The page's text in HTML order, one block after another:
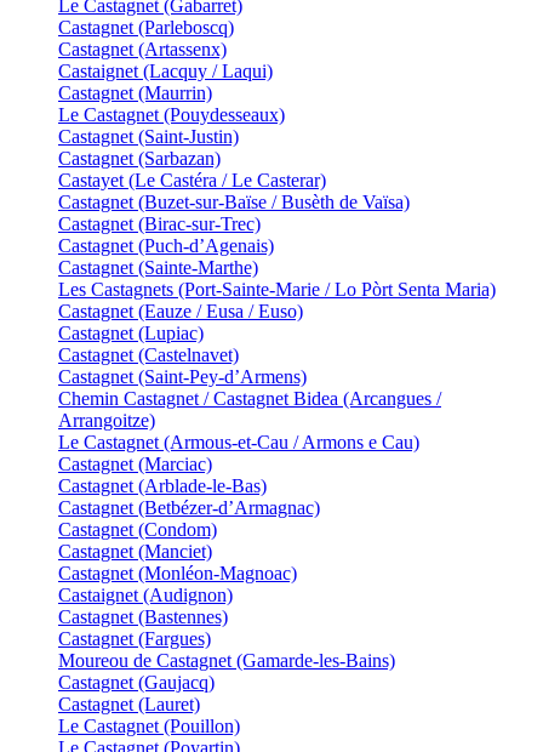
Le Castagnet (Gabarret)
Castagnet (Parleboscq)
Castagnet (Artassenx)
Castaignet (Lacquy / Laqui)
Castagnet (Maurrin)
Le Castagnet (Pouydesseaux)
Castagnet (Saint-Justin)
Castagnet (Sarbazan)
Castayet (Le Castéra / Le Casterar)
Castagnet (Buzet-sur-Baïse / Busèth de Vaïsa)
Castagnet (Birac-sur-Trec)
Castagnet (Puch-d’Agenais)
Castagnet (Sainte-Marthe)
Les Castagnets (Port-Sainte-Marie / Lo Pòrt Senta Maria)
Castagnet (Eauze / Eusa / Euso)
Castagnet (Lupiac)
Castagnet (Castelnavet)
Castagnet (Saint-Pey-d’Armens)
Chemin Castagnet / Castagnet Bidea (Arcangues /
Arrangoitze)
Le Castagnet (Armous-et-Cau / Armons e Cau)
Castagnet (Marciac)
Castagnet (Arblade-le-Bas)
Castagnet (Betbézer-d’Armagnac)
Castagnet (Condom)
Castagnet (Manciet)
Castagnet (Monléon-Magnoac)
Castaignet (Audignon)
Castagnet (Bastennes)
Castagnet (Fargues)
Moureou de Castagnet (Gamarde-les-Bains)
Castagnet (Gaujacq)
Castagnet (Lauret)
Le Castagnet (Pouillon)